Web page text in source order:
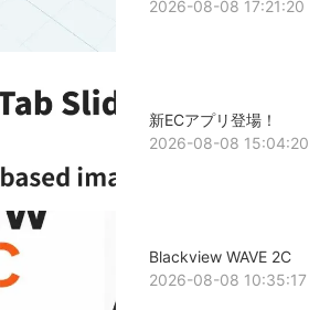
2026-08-08 17:21:20
新ECアプリ登場！
2026-08-08 15:04:20
Blackview WAVE 2C
2026-08-08 10:35:17